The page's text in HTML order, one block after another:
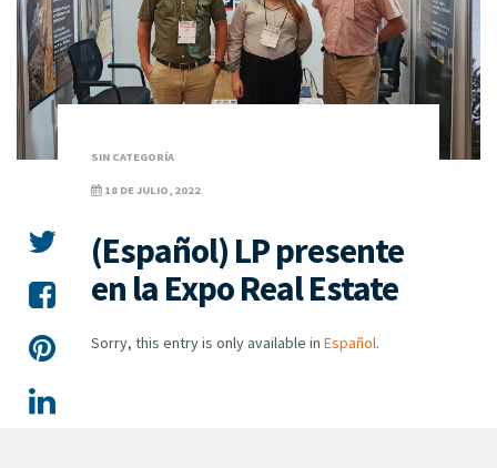
SIN CATEGORÍA
18 DE JULIO, 2022
(Español) LP presente
en la Expo Real Estate
Sorry, this entry is only available inEspañol.